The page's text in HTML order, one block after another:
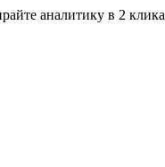
аналитику в 2 клика